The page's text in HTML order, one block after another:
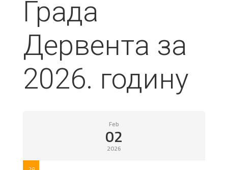
Града
Дервента за
2026. годину
Feb
02
2026